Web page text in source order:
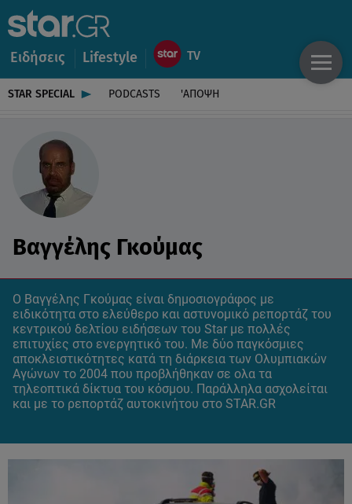
Ειδήσεις Lifestyle
STAR SPECIAL PODCASTS 'ΑΠΟΨΗ
Βαγγέλης Γκούμας
Ο Βαγγέλης Γκούμας είναι δημοσιογράφος με
ειδικότητα στο ελεύθερο και αστυνομικό ρεπορτάζ του
κεντρικού δελτίου ειδήσεων του Star με πολλές
επιτυχίες στο ενεργητικό του. Με δύο παγκόσμιες
αποκλειστικότητες κατά τη διάρκεια των Ολυμπιακών
Αγώνων το 2004 που προβλήθηκαν σε ολα τα
τηλεοπτικά δίκτυα του κόσμου. Παράλληλα ασχολείται
και με το ρεπορτάζ αυτοκινήτου στο STAR.GR